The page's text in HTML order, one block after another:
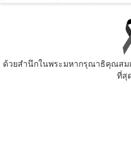
ด้วยสํานึกในพระมหากรุณาธิคุณสม
ที่สุ